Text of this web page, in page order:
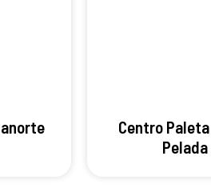
Centro
Pelada